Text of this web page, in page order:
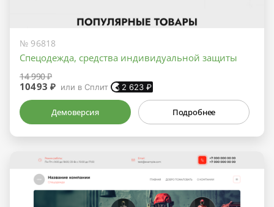
№ 96818
Спецодежда, средства индивидуальной защиты
14 990 ₽
10493 ₽ или в Сплит 2 623 ₽
Демоверсия Подробнее